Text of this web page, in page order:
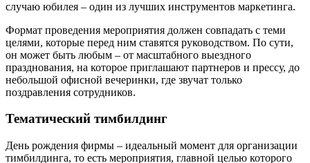
случаю юбилея – один из лучших инструментов маркетинга.
Формат проведения мероприятия должен совпадать с теми
целями, которые перед ним ставятся руководством. По сути,
он может быть любым – от масштабного выездного
празднования, на которое приглашают партнеров и прессу, до
небольшой офисной вечеринки, где звучат только
поздравления сотрудников.
Тематический тимбилдинг
День рождения фирмы – идеальный момент для организации
тимбилдинга, то есть мероприятия, главной целью которого